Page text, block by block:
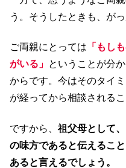
う。そうしたときも、が
ご両親にとっては 「もし
がいる」 ということが分
からです。今はそのタイ
が経ってから相談される
ですから、 祖父母として
の味方であると伝えるこ
あると言えるでしょう。